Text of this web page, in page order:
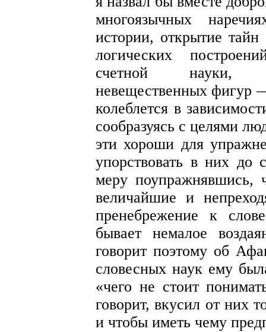
многоязычных
истории, открытие
логических
счетной науки,
невещественных фигур
колеблется в
сообразуясь с целями
эти хороши для
упорствовать в них до
меру поупражнявшись,
величайшие и
пренебрежение к
бывает немалое
говорит поэтому об
словесных наук ему
«чего не стоит
говорит, вкусил от них
и чтобы иметь чему